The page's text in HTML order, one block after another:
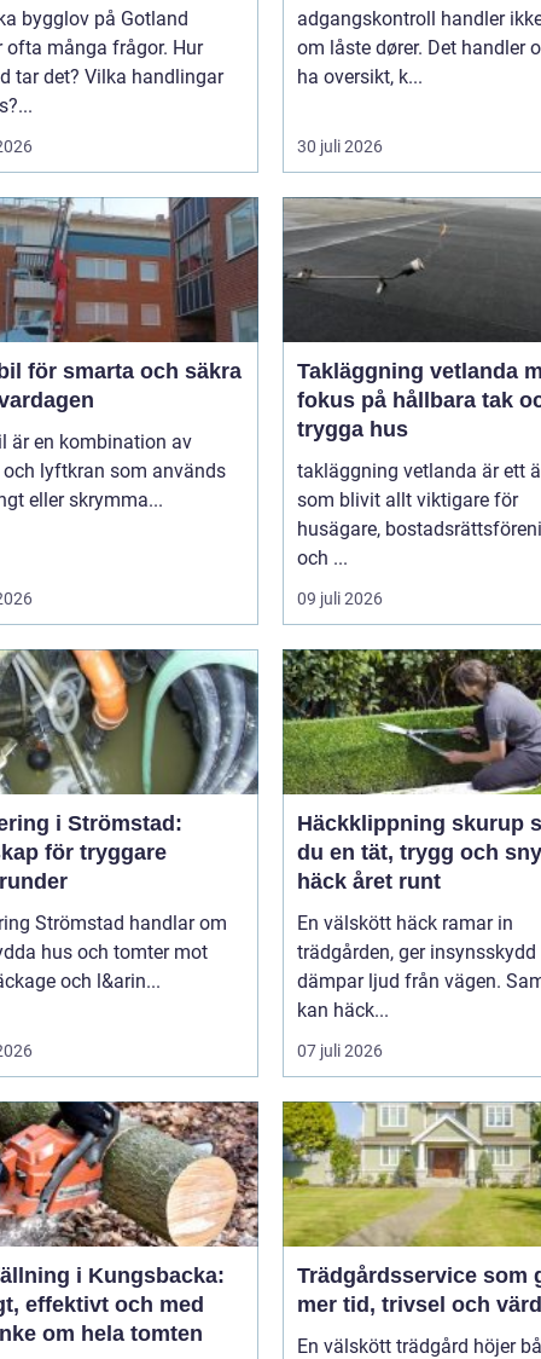
bygglov på Gotland
ofta många frågor. Hur
tar det? Vilka handlingar
adgangskontroll handler
om låste dører. Det handler
ha oversikt, k...
30 juli 2026
för smarta och säkra
är en kombination av
lyftkran som används
eller skrymma...
Takläggning vetlanda
fokus på hållbara tak
trygga hus
takläggning vetlanda är ett
som blivit allt viktigare för
husägare,
och ...
09 juli 2026
i Strömstad:
för tryggare
Strömstad handlar om
hus och tomter mot
och l&arin...
Häckklippning skurup så får
du en tät, trygg och
häck året runt
En välskött häck ramar in
trädgården, ger insynsskydd
dämpar ljud från vägen.
kan häck...
07 juli 2026
i Kungsbacka:
effektivt och med
om hela tomten
Trädgårdsservice som
mer tid, trivsel och
En välskött trädgård höjer